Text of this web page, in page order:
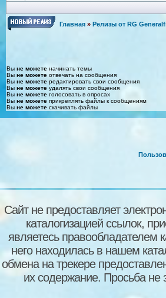
Главная » Релизы от RG
Вы не можете начинать темы
Вы не можете отвечать на сообщения
Вы не можете редактировать свои сообщения
Вы не можете удалять свои сообщения
Вы не можете голосовать в опросах
Вы не можете прикреплять файлы к сообщениям
Вы не можете скачивать файлы
Сайт не предоставляет
каталогизацией ссылок,
являетесь правообладателем
него находилась в нашем
обмена на трекере
их содержание. Просьба